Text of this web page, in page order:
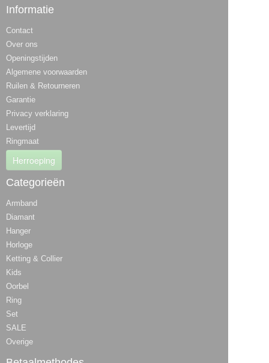
Informatie
Contact
Over ons
Openingstijden
Algemene voorwaarden
Ruilen & Retourneren
Garantie
Privacy verklaring
Levertijd
Ringmaat
Herroeping
Categorieën
Armband
Diamant
Hanger
Horloge
Ketting & Collier
Kids
Oorbel
Ring
Set
SALE
Overige